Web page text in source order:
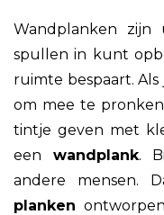
Wandplanken
spullen in kunt
ruimte bespaart.
om mee te
tintje geven met
een wandplank.
andere mensen.
planken